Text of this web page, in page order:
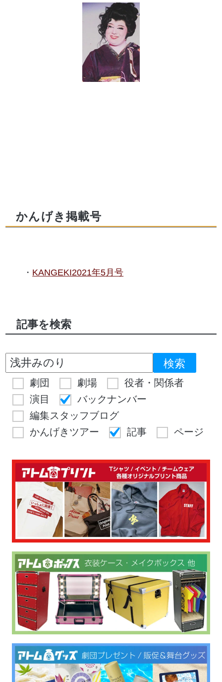
かんげき掲載号
KANGEKI2021年5月号
記事を検索
劇団 劇場
役者・関係者
演目
バックナンバー
編集スタッフブログ
かんげきツアー
記事 ページ